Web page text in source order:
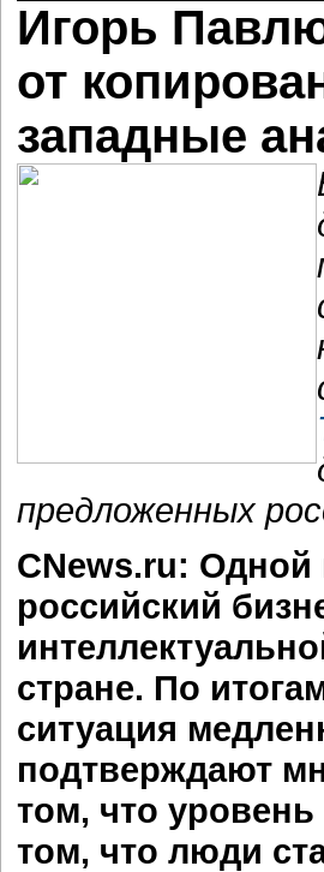
Игорь
от
западные
предложенных
CNews.ru:
российский
стране. По
ситуация
подтверждают
том, что
том, что люди